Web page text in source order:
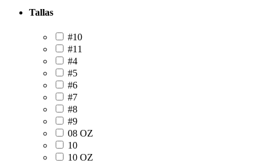
Tallas
#10
#11
#4
#5
#6
#7
#8
#9
08 OZ
10
10 OZ